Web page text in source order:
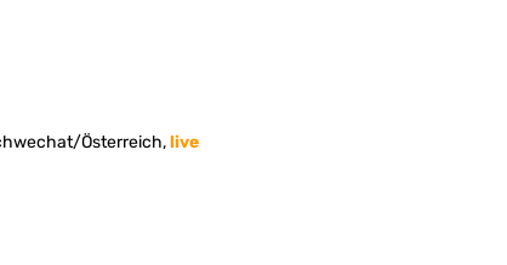
Österreich,live